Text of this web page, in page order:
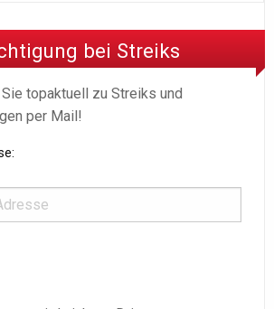
bei Streiks
topaktuell zu Streiks und
per Mail!